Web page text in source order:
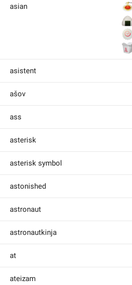
asian
asistent
ašov
ass
asterisk
asterisk symbol
astonished
astronaut
astronautkinja
at
ateizam